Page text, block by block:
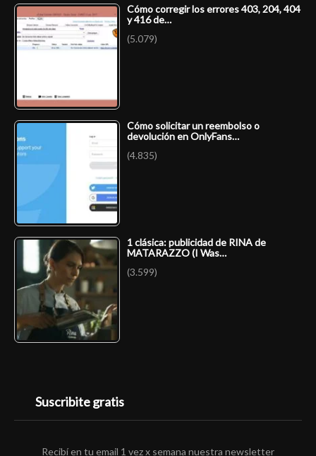
Cómo corregir los errores 403, 204, 404
y 416 de…
(5.079)
Cómo solicitar un reembolso o
devolución en OnlyFans…
(4.835)
1 clásica: publicidad de RINA de
MATARAZZO (I Was…
(3.599)
Suscribite gratis
Recibí en tu email 1 vez x semana nuestra newsletter